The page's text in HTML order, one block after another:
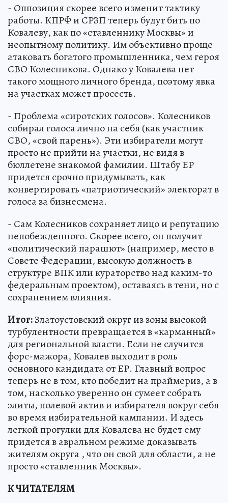
- Оппозиция скорее всего изменит тактику
работы. КПРФ и СРЗП теперь будут бить по
Ковалеву, как по «ставленнику Москвы» и
неопытному политику. Им объективно проще
атаковать богатого промышленника, чем героя
СВО Колесникова. Однако у Ковалева нет
такого мощного личного бренда, поэтому явка
на участках может просесть.
- Проблема «сиротских голосов». Колесников
собирал голоса лично на себя (как участник
СВО, «свой парень»). Эти избиратели могут
просто не прийти на участки, не видя в
бюллетене знакомой фамилии. Штабу ЕР
придется срочно придумывать, как
конвертировать «патриотический» электорат в
голоса за бизнесмена.
- Сам Колесников сохраняет лицо и репутацию
непобежденного. Скорее всего, он получит
«политический парашют» (например, место в
Совете Федерации, высокую должность в
структуре ВПК или кураторство над каким-то
федеральным проектом), оставаясь в тени, но с
сохранением влияния.
Итог:Златоустовский округ из зоны высокой
турбулентности превращается в «карманный»
для региональной власти. Если не случится
форс-мажора, Ковалев выходит в роль
основного кандидата от ЕР. Главный вопрос
теперь не в том, кто победит на праймериз, а в
том, насколько уверенно он сумеет собрать
элиты, полевой актив и избирателя вокруг себя
во время избирательной кампании. И здесь
легкой прогулки для Ковалева не будет ему
придется в авральном режиме доказывать
жителям округа , что он свой для области, а не
просто «ставленник Москвы».
К ЧИТАТЕЛЯМ